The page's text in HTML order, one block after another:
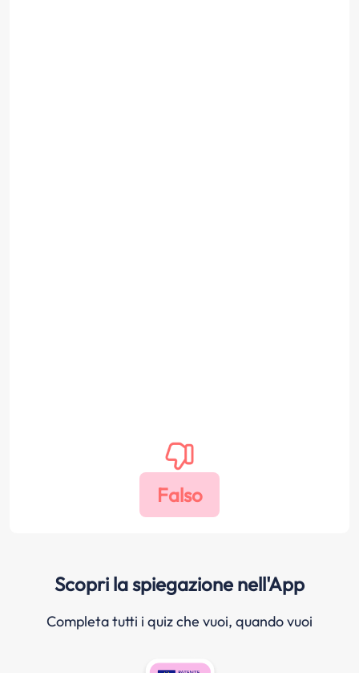
Scopri la spiegazione nell'App
Completa tutti i quiz che vuoi, quando vuoi